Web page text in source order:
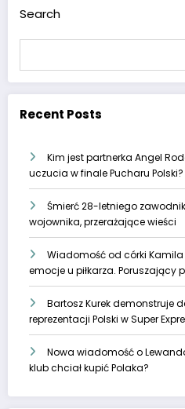
Search
Recent Posts
Kim jest partnerka Angel
uczucia w finale Pucharu Polski?
Śmierć 28-letniego
wojownika, przerażające wieści
Wiadomość od córki Kamila
emocje u piłkarza. Poruszający
Bartosz Kurek demonstruje
reprezentacji Polski w Super
Nowa wiadomość o
klub chciał kupić Polaka?